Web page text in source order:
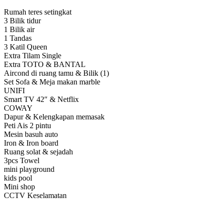
Rumah teres setingkat
3 Bilik tidur
1 Bilik air
1 Tandas
3 Katil Queen
Extra Tilam Single
Extra TOTO & BANTAL
Aircond di ruang tamu & Bilik (1)
Set Sofa & Meja makan marble
UNIFI
Smart TV 42″ & Netflix
COWAY
Dapur & Kelengkapan memasak
Peti Ais 2 pintu
Mesin basuh auto
Iron & Iron board
Ruang solat & sejadah
3pcs Towel
mini playground
kids pool
Mini shop
CCTV Keselamatan